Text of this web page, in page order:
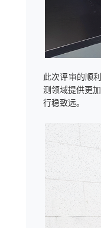
此次评审的顺
测领域提供更
行稳致远。